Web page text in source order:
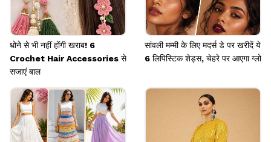
धोने से भी नहीं होंगी खराब! 6
Crochet Hair Accessories से
सजाएं बाल
सांवली मम्मी के लिए मदर्स डे पर खरीदें ये
6 लिपिस्टिक शेड्स, चेहरे पर आएगा ग्लो